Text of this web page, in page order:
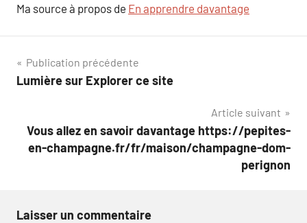
Ma source à propos de En apprendre davantage
Navigation
de
Publication précédente
Lumière sur Explorer ce site
Article suivant
Vous allez en savoir davantage https://pepites-
en-champagne.fr/fr/maison/champagne-dom-
perignon
Laisser un commentaire